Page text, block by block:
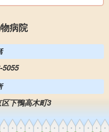
病院
5055
下鴨高木町3